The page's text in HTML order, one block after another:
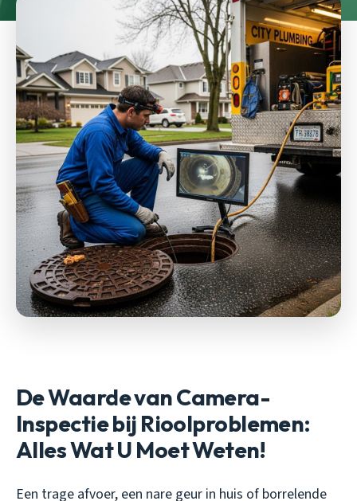
De Waarde van Camera-
Inspectie bij Rioolproblemen:
Alles Wat U Moet Weten!
Een trage afvoer, een nare geur in huis of borrelende